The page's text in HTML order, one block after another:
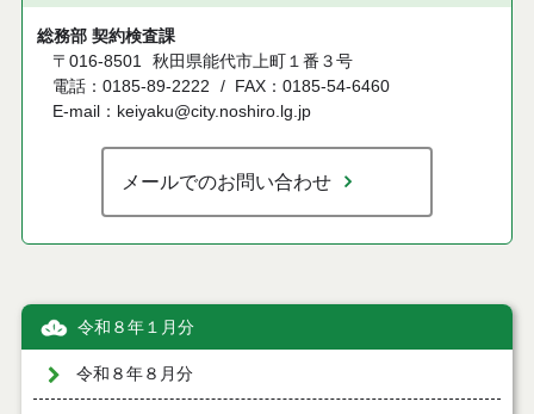
総務部 契約検査課
〒016-8501
秋田県能代市上町１番３号
電話：0185-89-2222
FAX：0185-54-6460
E-mail：keiyaku@city.noshiro.lg.jp
メールでのお問い合わせ
令和８年１月分
令和８年８月分